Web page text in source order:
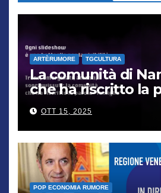
ARTÈRUMORE TGCULTURA
La comunità di
che ha riscritto la
“famiglia”
OTT 15, 2025
POP ECONOMIA RUMORE